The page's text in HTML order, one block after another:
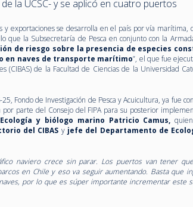
la UCSC- y se aplicó en cuatro puertos
exportaciones se desarrolla en el país por vía marítima,
la Subsecretaría de Pesca en conjunto con la
de riesgo sobre la presencia de especies
en naves de transporte marítimo”, el que fue
de la Facultad de Ciencias de la Universidad
Fondo de Investigación de Pesca y Acuicultura, ya fue
parte del Consejo del FIPA para su posterior
y biólogo marino Patricio Camus,
del CIBAS y jefe del Departamento de
naviero crece sin parar. Los puertos van tener
en Chile y eso va seguir aumentando. Basta que
por lo que es súper importante incrementar este